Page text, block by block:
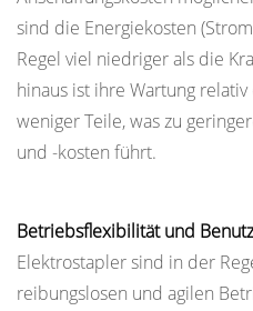
sind die Energiekosten
Regel viel niedriger als die
hinaus ist ihre Wartung
weniger Teile, was zu
und -kosten führt.
Betriebsflexibilität und
Elektrostapler sind in der
reibungslosen und agilen